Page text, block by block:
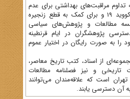
تداوم مراقبت‌های بهداشتی برای عدم
ابتلا به ویروس کووید 19 و برای کمک به قطع زنجیره
مطالعات و پژوهش‌های سیاسی
پژوهشگران در ایام قرنطینه
را به صورت رایگان در اختیار عموم
از اسناد، کتب تاریخ معاصر،
تاریخی و نیز فصلنامه مطالعات
است که علاقه‌مندان می‌توانند
آن دسترسی یابند.